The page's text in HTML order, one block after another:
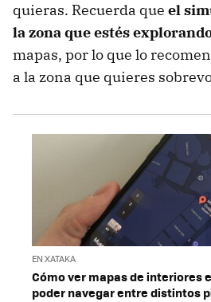
quieras. Recuerda que el
la zona que estés
mapas, por lo que lo
a la zona que quieres
EN XATAKA
Cómo ver mapas de interiores
poder navegar entre distintos